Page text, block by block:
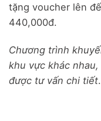
tặng voucher lên
440,000đ.
Chương trình
khu vực khác
được tư vấn chi tiết.